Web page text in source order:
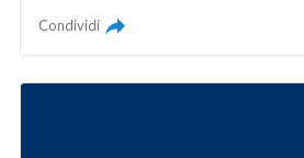
Condividi